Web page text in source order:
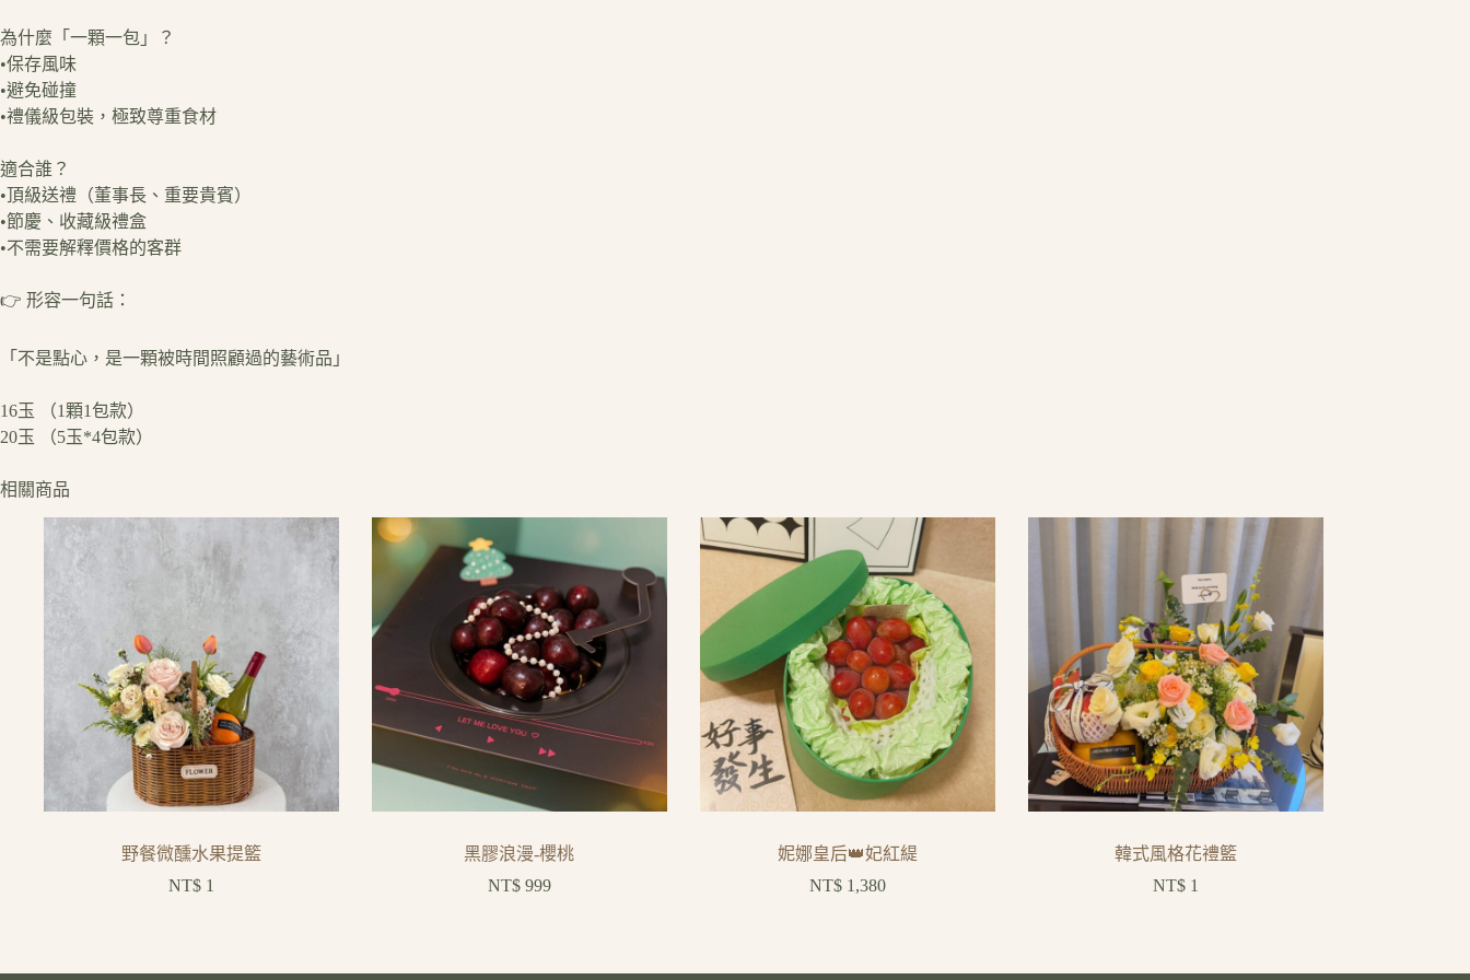
為什麼「一顆一包」？
•保存風味
•避免碰撞
•禮儀級包裝，極致尊重食材
適合誰？
•頂級送禮（董事長、重要貴賓）
•節慶、收藏級禮盒
•不需要解釋價格的客群
👉 形容一句話：
「不是點心，是一顆被時間照顧過的藝術品」
16玉 （1顆1包款）
20玉 （5玉*4包款）
相關商品
野餐微醺水果提籃
NT$ 1
黑膠浪漫-櫻桃
NT$ 999
妮娜皇后👑妃紅緹
NT$ 1,380
韓式風格花禮籃
NT$ 1